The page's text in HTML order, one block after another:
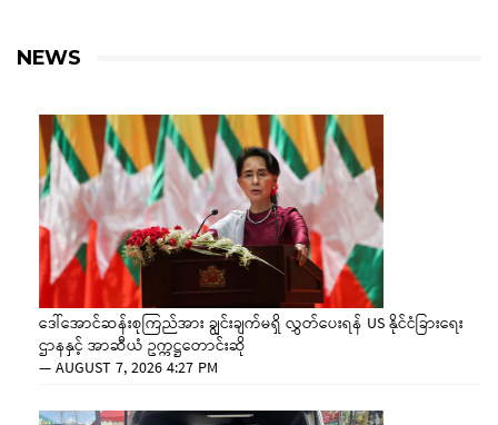
NEWS
ဒေါ်အောင်ဆန်းစုကြည်အား ချွင်းချက်မရှိ လွှတ်ပေးရန် US နိုင်ငံခြားရေး
ဌာနနှင့် အာဆီယံ ဥက္ကဋ္ဌတောင်းဆို
—AUGUST 7, 2026 4:27 PM